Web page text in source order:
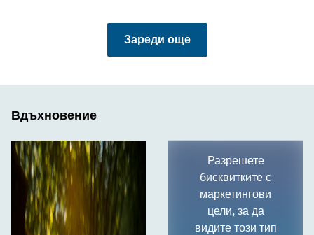
Зареди още
Вдъхновение
Разрешете
бисквитките с
маркетингови
цели, за да
видите този тип